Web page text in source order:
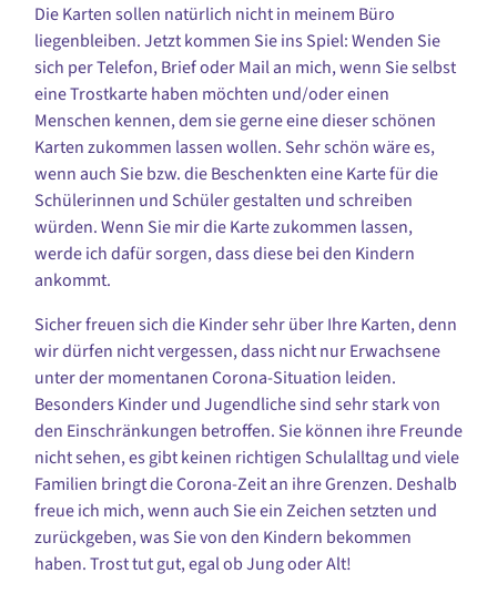
Die Karten sollen natürlich nicht in meinem Büro
liegenbleiben. Jetzt kommen Sie ins Spiel: Wenden Sie
sich per Telefon, Brief oder Mail an mich, wenn Sie selbst
eine Trostkarte haben möchten und/oder einen
Menschen kennen, dem sie gerne eine dieser schönen
Karten zukommen lassen wollen. Sehr schön wäre es,
wenn auch Sie bzw. die Beschenkten eine Karte für die
Schülerinnen und Schüler gestalten und schreiben
würden. Wenn Sie mir die Karte zukommen lassen,
werde ich dafür sorgen, dass diese bei den Kindern
ankommt.
Sicher freuen sich die Kinder sehr über Ihre Karten, denn
wir dürfen nicht vergessen, dass nicht nur Erwachsene
unter der momentanen Corona-Situation leiden.
Besonders Kinder und Jugendliche sind sehr stark von
den Einschränkungen betroffen. Sie können ihre Freunde
nicht sehen, es gibt keinen richtigen Schulalltag und viele
Familien bringt die Corona-Zeit an ihre Grenzen. Deshalb
freue ich mich, wenn auch Sie ein Zeichen setzten und
zurückgeben, was Sie von den Kindern bekommen
haben. Trost tut gut, egal ob Jung oder Alt!